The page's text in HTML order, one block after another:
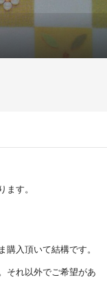
す。
入頂いて結構です。
それ以外でご希望があ